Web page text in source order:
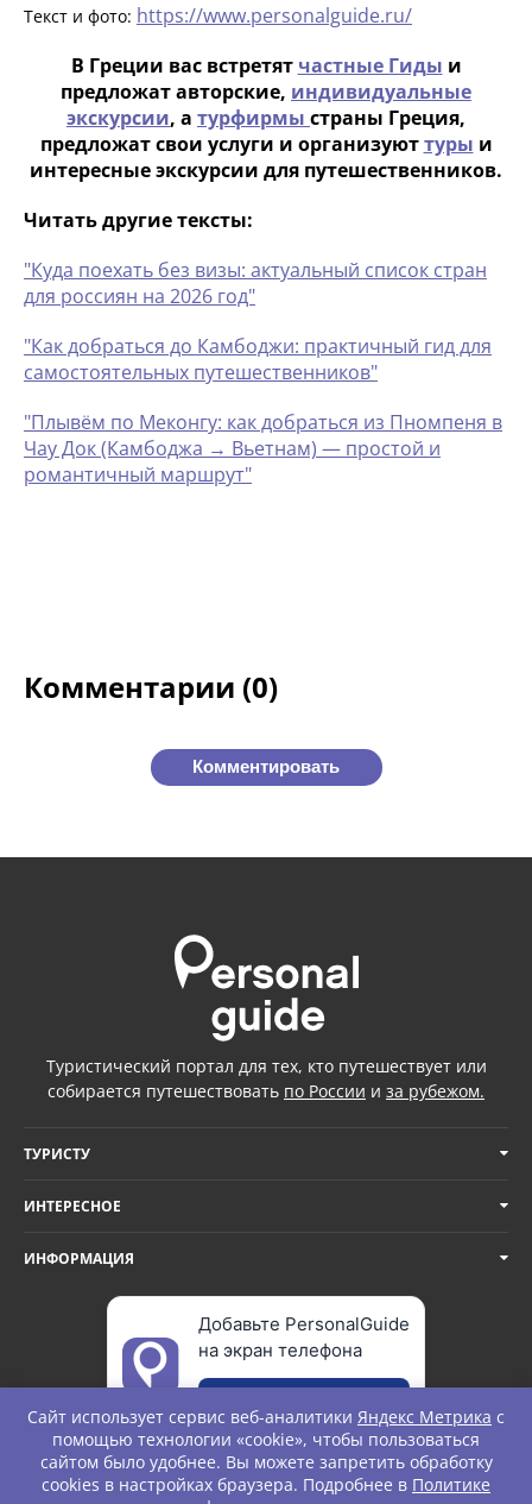
Текст и фото: https://www.personalguide.ru/
В Греции вас встретят частные Гиды и
предложат авторские, индивидуальные
экскурсии, а турфирмы страны Греция,
предложат свои услуги и организуюттуры и
интересные экскурсии для путешественников.
Читать другие тексты:
"Куда поехать без визы: актуальный список стран
для россиян на 2026 год"
"Как добраться до Камбоджи: практичный гид для
самостоятельных путешественников"
"Плывём по Меконгу: как добраться из Пномпеня в
Чау Док (Камбоджа → Вьетнам) — простой и
романтичный маршрут"
Комментарии (0)
Комментировать
Туристический портал для тех, кто путешествует или
собирается путешествовать по России и за рубежом.
ТУРИСТУ
ИНТЕРЕСНОЕ
ИНФОРМАЦИЯ
Добавьте PersonalGuide
на экран телефона
© Personal Guide. All rights Reserved.
Сайт использует сервис веб-аналитики Яндекс Метрика с
помощью технологии «cookie», чтобы пользоваться
сайтом было удобнее. Вы можете запретить обработку
cookies в настройках браузера. Подробнее в Политике